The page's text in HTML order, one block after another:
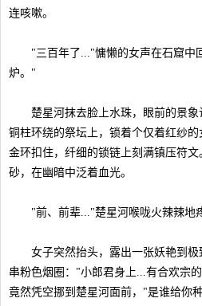
连咳嗽。
"三百年了..."慵懒的女声在石窟中
炉。"
楚星河抹去脸上水珠，眼前的景
铜柱环绕的祭坛上，锁着个仅着红纱
金环扣住，纤细的锁链上刻满镇压符
砂，在幽暗中泛着血光。
"前、前辈..."楚星河喉咙火辣辣地疼
女子突然抬头，露出一张妖艳到极
串粉色烟圈："小郎君身上...有合欢宗
竟然凭空挪到楚星河面前，"是谁给你